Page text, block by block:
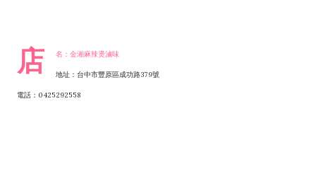
店 名：金湘麻辣燙滷味
地址：台中市豐原區成功路379號
電話：0425292558